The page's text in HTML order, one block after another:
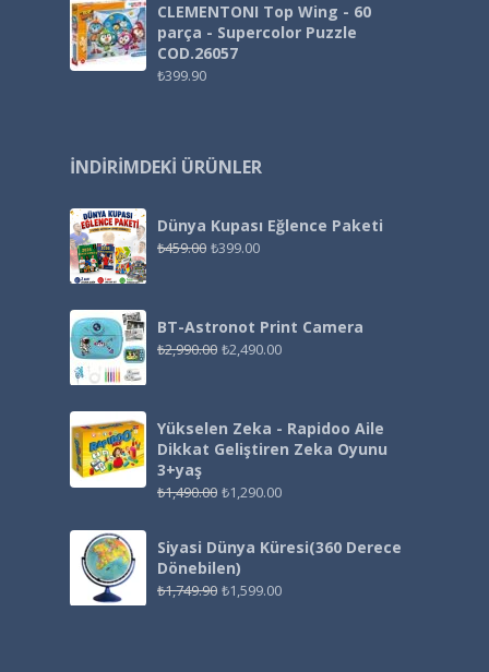
CLEMENTONI Top Wing - 60
parça - Supercolor Puzzle
COD.26057
₺399.90
İNDIRIMDEKI ÜRÜNLER
Dünya Kupası Eğlence Paketi
₺459.00 ₺399.00
BT-Astronot Print Camera
₺2,990.00 ₺2,490.00
Yükselen Zeka - Rapidoo Aile
Dikkat Geliştiren Zeka Oyunu
3+yaş
₺1,490.00 ₺1,290.00
Siyasi Dünya Küresi(360 Derece
Dönebilen)
₺1,749.90 ₺1,599.00